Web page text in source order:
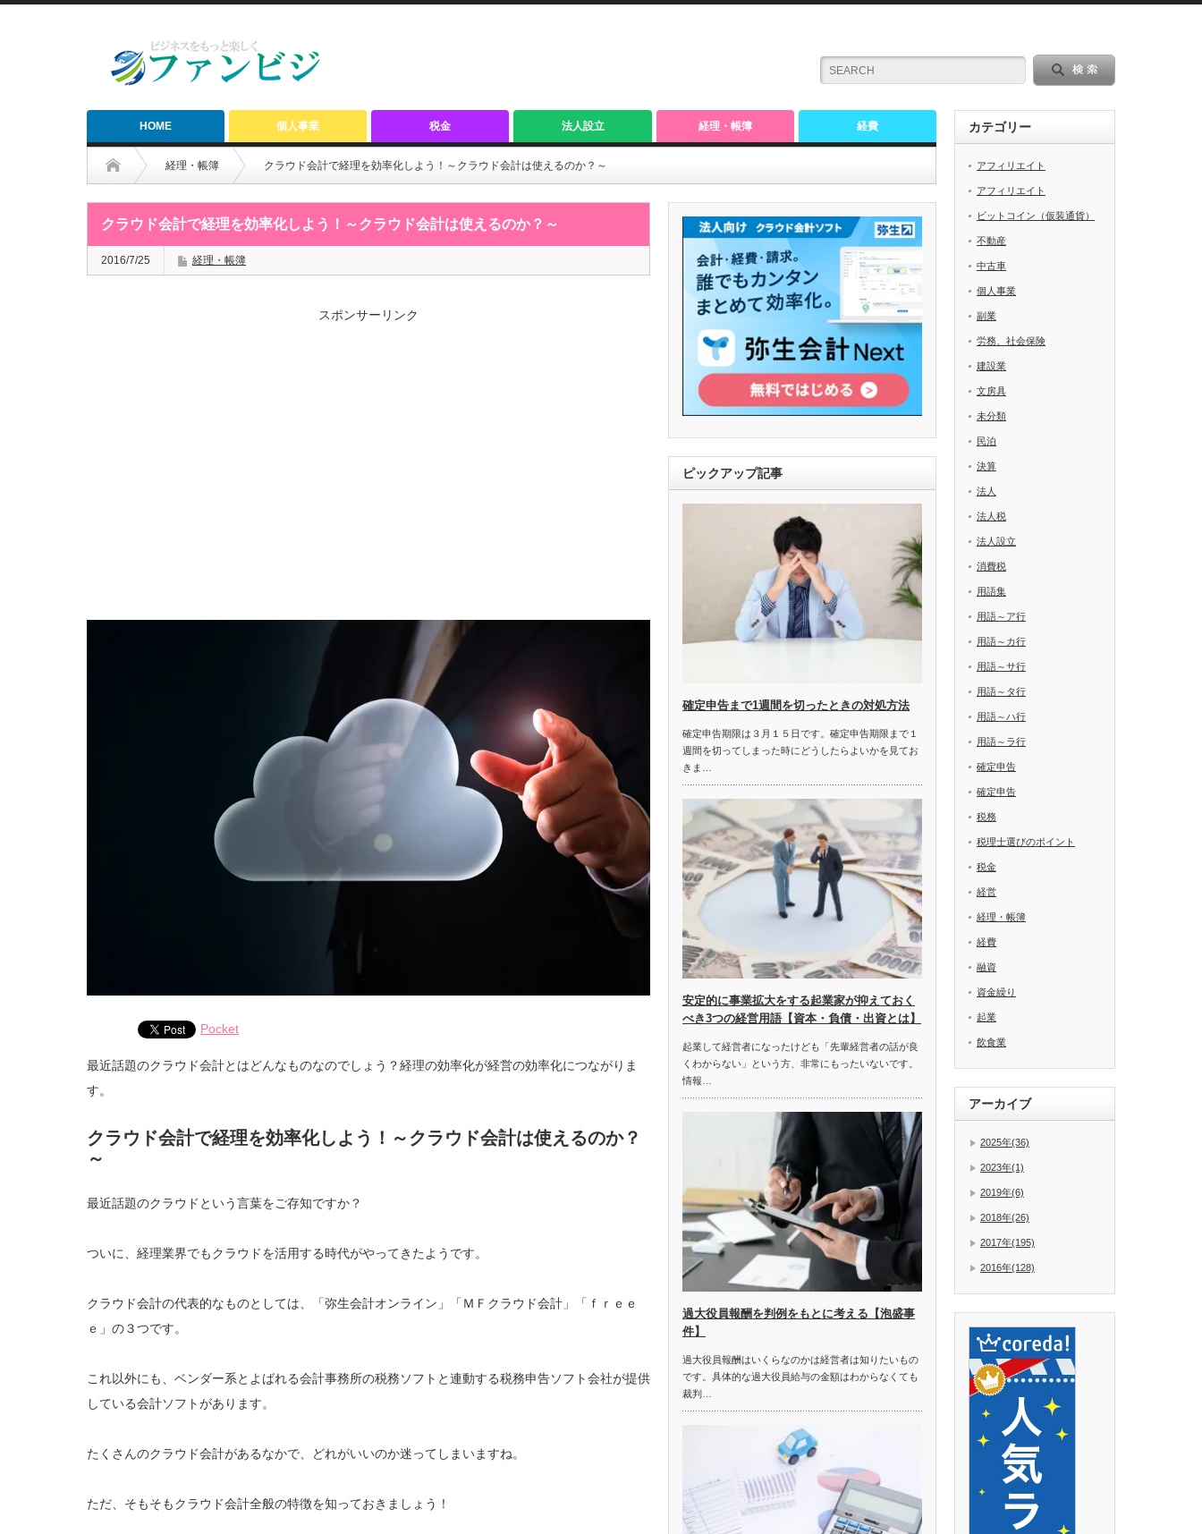
HOME 個人事業 税金 法人設立 経理・帳簿 経費
経理・帳簿 クラウド会計で経理を効率化しよう！～クラウド会計は使えるのか？～
クラウド会計で経理を効率化しよう！～クラウド会計は使えるのか？～
2016/7/25 経理・帳簿
スポンサーリンク
Pocket
最近話題のクラウド会計とはどんなものなのでしょう？経理の効率化が経営の効率化につながりま
す。
クラウド会計で経理を効率化しよう！～クラウド会計は使えるのか？
～
最近話題のクラウドという言葉をご存知ですか？
ついに、経理業界でもクラウドを活用する時代がやってきたようです。
クラウド会計の代表的なものとしては、「弥生会計オンライン」「ＭＦクラウド会計」「ｆｒｅｅ
ｅ」の３つです。
これ以外にも、ベンダー系とよばれる会計事務所の税務ソフトと連動する税務申告ソフト会社が提供
している会計ソフトがあります。
たくさんのクラウド会計があるなかで、どれがいいのか迷ってしまいますね。
ただ、そもそもクラウド会計全般の特徴を知っておきましょう！
ピックアップ記事
確定申告まで1週間を切ったときの対処方法
確定申告期限は３月１５日です。確定申告期限まで１
週間を切ってしまった時にどうしたらよいかを見てお
きま…
安定的に事業拡大をする起業家が抑えておく
べき3つの経営用語【資本・負債・出資とは】
起業して経営者になったけども「先輩経営者の話が良
くわからない」という方、非常にもったいないです。
情報…
過大役員報酬を判例をもとに考える【泡盛事
件】
過大役員報酬はいくらなのかは経営者は知りたいもの
です。具体的な過大役員給与の金額はわからなくても
裁判…
カテゴリー
アフィリエイト
アフィリエイト
ビットコイン（仮装通貨）
不動産
中古車
個人事業
副業
労務、社会保険
建設業
文房具
未分類
民泊
決算
法人
法人税
法人設立
消費税
用語集
用語～ア行
用語～カ行
用語～サ行
用語～タ行
用語～ハ行
用語～ラ行
確定申告
確定申告
税務
税理士選びのポイント
税金
経営
経理・帳簿
経費
融資
資金繰り
起業
飲食業
アーカイブ
2025年(36)
2023年(1)
2019年(6)
2018年(26)
2017年(195)
2016年(128)